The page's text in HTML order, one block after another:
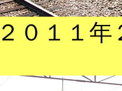
２０１１